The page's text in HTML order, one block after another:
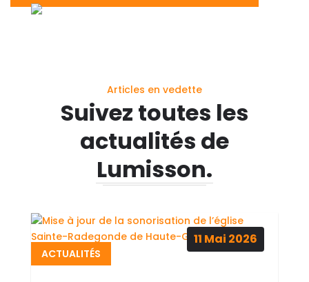
Articles en vedette
Suivez toutes les
actualités de
Lumisson.
ACTUALITÉS
11 Mai 2026